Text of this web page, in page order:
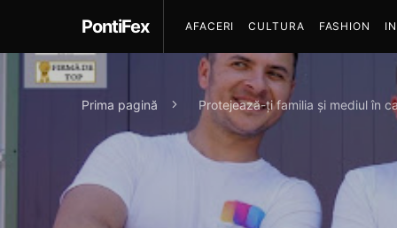
PontiFex AFACERI CULTURA FASHION
Prima pagină Protejează-ți familia și mediul în